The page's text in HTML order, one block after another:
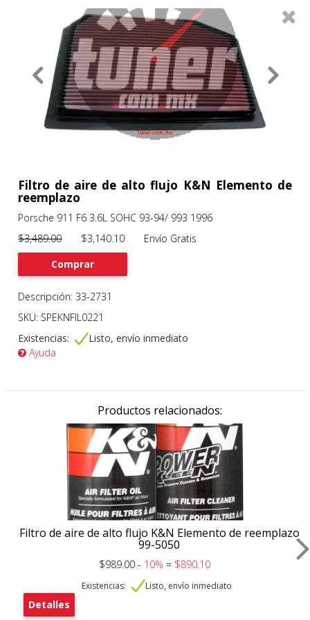
About
Services
Clients
Productos Filtros 0
Previous
Filtro de aire de alto flujo K&N Elemento de
reemplazo
Porsche 911 F6 3.6L SOHC 93-94/ 993 1996
$3,489.00$3,140.10 Envío Gratis
Comprar
Descripción: 33-2731
SKU: SPEKNFIL0221
Existencias:
Listo, envío inmediato
Ayuda
Productos relacionados:
Filtro de aire de alto flujo K&N Elemento de reemplazo
99-5050
$989.00 - 10%= $890.10
Existencias: Listo, envío inmediato
Detalles